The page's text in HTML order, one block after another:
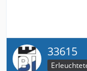
33615